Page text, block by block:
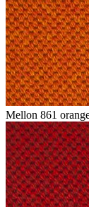
Mellon 861